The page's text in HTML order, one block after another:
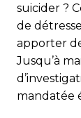
suicider ?
de
apporter
Jusqu’à
mandatée